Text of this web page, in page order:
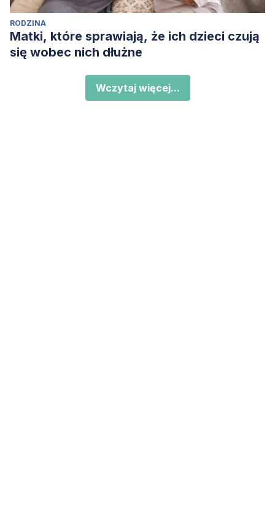
RODZINA
Matki, które sprawiają, że ich dzieci czują
się wobec nich dłużne
Wczytaj więcej...